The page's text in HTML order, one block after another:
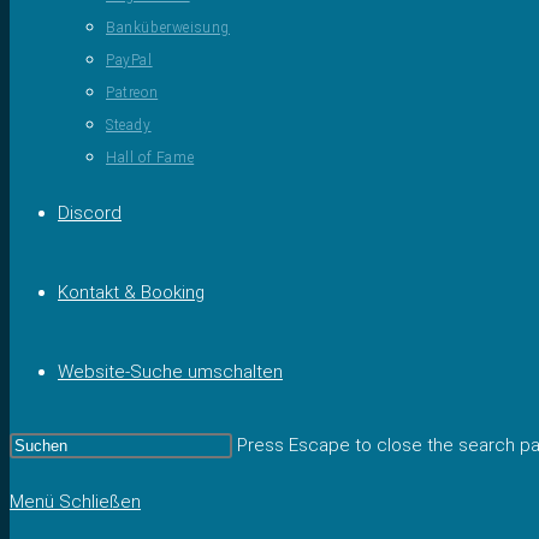
Banküberweisung
PayPal
Patreon
Steady
Hall of Fame
Discord
Kontakt & Booking
Website-Suche umschalten
Press Escape to close the search
Menü Schließen